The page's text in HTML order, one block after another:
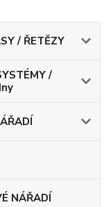
/ ŘETĚZY
/
NÁŘADÍ